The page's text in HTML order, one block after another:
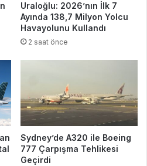
Uraloğlu: 2026’nın İlk 7
Ayında 138,7 Milyon Yolcu
Havayolunu Kullandı
2 saat önce
Sydney’de A320 ile Boeing
777 Çarpışma Tehlikesi
Geçirdi